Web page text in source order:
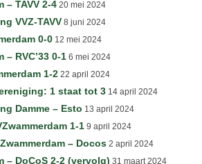
– TAVV 2-4 20 mei 2024
VVZ-TAVV 8 juni 2024
0-0 12 mei 2024
– RVC’33 0-1 6 mei 2024
1-2 22 april 2024
1 staat tot 3 14 april 2024
Damme – Esto 13 april 2024
1-1 9 april 2024
– Docos 2 april 2024
– DoCoS 2-2 (vervolg) 31 maart 2024